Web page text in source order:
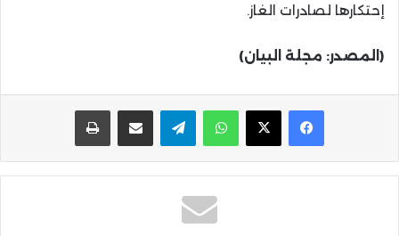
إحتكارها لصادرات الغاز.
(المصدر: مجلة البيان)
واتساب تيلقرام مشاركة عبر البريد